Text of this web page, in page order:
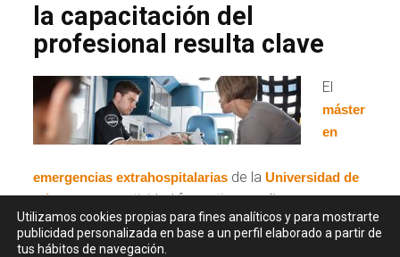
la capacitación del
profesional resulta clave
El
máster
en
emergencias extrahospitalarias de laUniversidad de
Cádizes una actividad formativadiseñada para los
profesionales sanitarios, graduados en Medicina y/o
Enfermeríaque trabajan o quieren trabajar con
Utilizamos cookies propias para fines analíticos y para mostrarte
publicidad personalizada en base a un perfil elaborado a partir de
tus hábitos de navegación.